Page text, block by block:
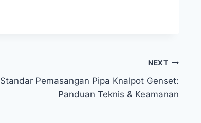
NEXT
Standar Pemasangan Pipa Knalpot Genset:
Panduan Teknis & Keamanan